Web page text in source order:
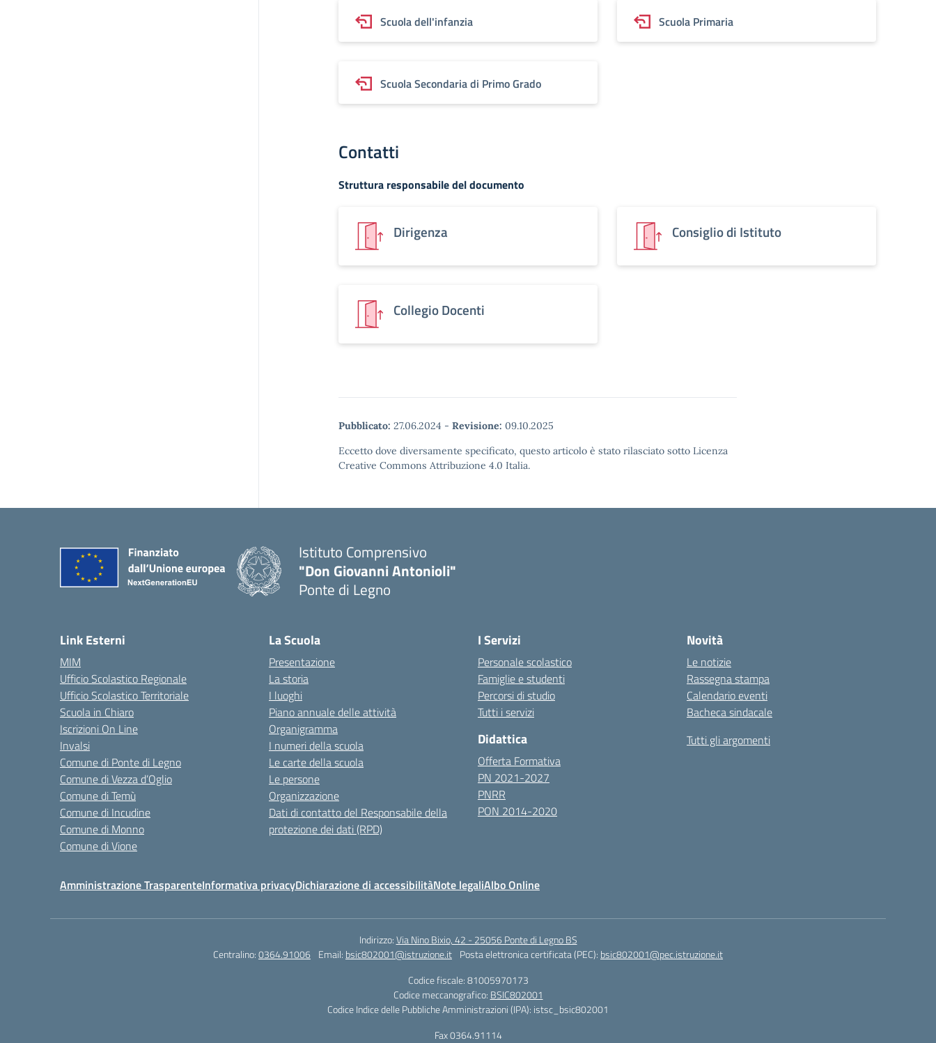
Scuola dell'infanzia Scuola Primaria
Scuola Secondaria di Primo Grado
Contatti
Struttura responsabile del documento
Dirigenza Consiglio di Istituto
Collegio Docenti
Pubblicato: 27.06.2024 - Revisione: 09.10.2025
Eccetto dove diversamente specificato, questo articolo è stato rilasciato sotto Licenza
Creative Commons Attribuzione 4.0 Italia.
Istituto Comprensivo
"Don Giovanni Antonioli"
Ponte di Legno
Link Esterni
MIM
Ufficio Scolastico Regionale
Ufficio Scolastico Territoriale
Scuola in Chiaro
Iscrizioni On Line
Invalsi
Comune di Ponte di Legno
Comune di Vezza d’Oglio
Comune di Temù
Comune di Incudine
Comune di Monno
Comune di Vione
La Scuola
Presentazione
La storia
I luoghi
Piano annuale delle attività
Organigramma
I numeri della scuola
Le carte della scuola
Le persone
Organizzazione
Dati di contatto del Responsabile della
protezione dei dati (RPD)
I Servizi
Personale scolastico
Famiglie e studenti
Percorsi di studio
Tutti i servizi
Didattica
Offerta Formativa
PN 2021-2027
PNRR
PON 2014-2020
Novità
Le notizie
Rassegna stampa
Calendario eventi
Bacheca sindacale
Tutti gli argomenti
Amministrazione TrasparenteInformativa privacyDichiarazione di accessibilitàNote legaliAlbo Online
Indirizzo:Via Nino Bixio, 42 - 25056 Ponte di Legno BS
Centralino:0364.91006 Email: bsic802001@istruzione.it Posta elettronica certificata (PEC): bsic802001@pec.istruzione.it
Codice fiscale: 81005970173
Codice meccanografico: BSIC802001
Codice Indice delle Pubbliche Amministrazioni (IPA): istsc_bsic802001
Fax 0364.91114